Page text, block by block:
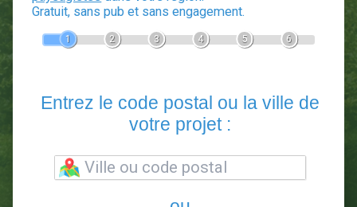
Devis Paysagiste
En 5 minutes, demandez3 devis comparatifs